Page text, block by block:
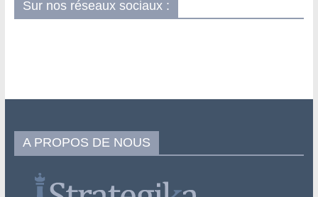
Sur nos réseaux sociaux :
A PROPOS DE NOUS